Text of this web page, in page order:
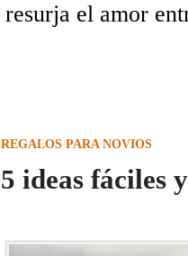
resurja el amor
REGALOS PARA NOVIOS
5 ideas fáciles